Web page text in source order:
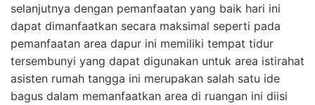
selanjutnya dengan pemanfaatan yang baik hari ini
dapat dimanfaatkan secara maksimal seperti pada
pemanfaatan area dapur ini memiliki tempat tidur
tersembunyi yang dapat digunakan untuk area istirahat
asisten rumah tangga ini merupakan salah satu ide
bagus dalam memanfaatkan area di ruangan ini diisi